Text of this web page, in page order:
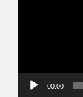
00:00